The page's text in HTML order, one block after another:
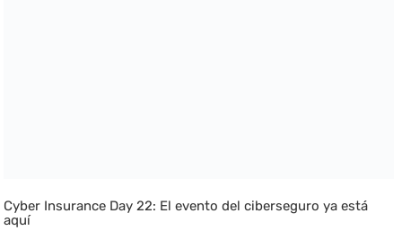
Cyber Insurance Day 22: El evento del ciberseguro ya está
aquí